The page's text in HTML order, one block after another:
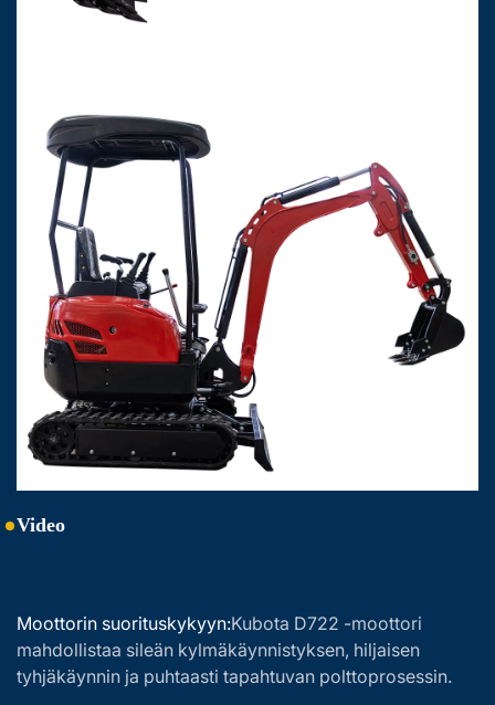
Video
Moottorin suorituskykyyn:Kubota D722 -moottori
mahdollistaa sileän kylmäkäynnistyksen, hiljaisen
tyhjäkäynnin ja puhtaasti tapahtuvan polttoprosessin.